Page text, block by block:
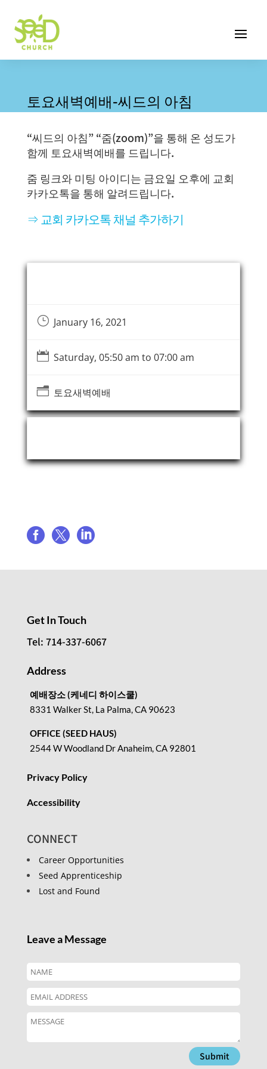
토요새벽예배-씨드의 아침
“씨드의 아침” “줌(zoom)”을 통해 온 성도가
함께 토요새벽예배를 드립니다.
줌 링크와 미팅 아이디는 금요일 오후에 교회
카카오톡을 통해 알려드립니다.
⇒ 교회 카카오톡 채널 추가하기
}January 16, 2021
 Saturday, 05:50 am to 07:00 am
n토요새벽예배
  
Get In Touch
Tel: 714-337-6067
Address
예배장소 (케네디 하이스쿨)
8331 Walker St, La Palma, CA 90623
OFFICE (SEED HAUS)
2544 W Woodland Dr Anaheim, CA 92801
Privacy Policy
Accessibility
CONNECT
Career Opportunities
Seed Apprenticeship
Lost and Found
Leave a Message
Submit